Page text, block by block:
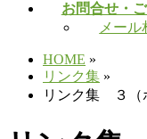
お問合せ・
メール
HOME »
リンク集 »
リンク集 ３（